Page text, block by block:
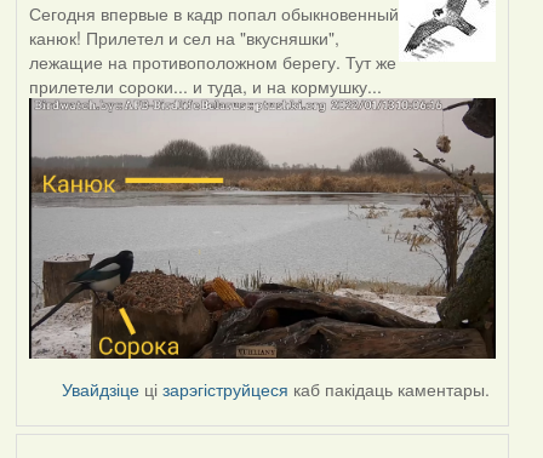
Сегодня впервые в кадр попал обыкновенный
канюк! Прилетел и сел на "вкусняшки",
лежащие на противоположном берегу. Тут же
прилетели сороки... и туда, и на кормушку...
Увайдзіце цізарэгіструйцеся каб пакідаць каментары.